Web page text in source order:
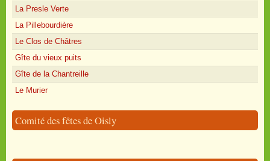
La Presle Verte
La Pillebourdière
Le Clos de Châtres
Gîte du vieux puits
Gîte de la Chantreille
Le Murier
Comité des fêtes de Oisly